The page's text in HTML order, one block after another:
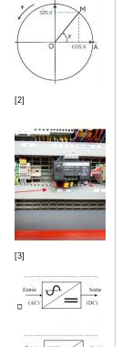
[2]
[3]